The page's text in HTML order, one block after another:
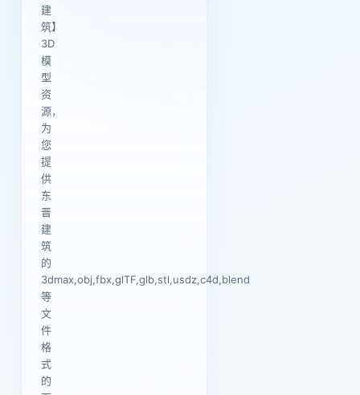
建
筑】
3D
模
型
资
源，
为
您
提
供
东
晋
建
筑
的
3dmax,obj,fbx,glTF,glb,stl,usdz,c4d,blend
等
文
件
格
式
的